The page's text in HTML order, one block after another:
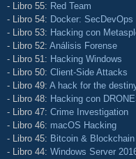
- Libro 55: Red Team
- Libro 54: Docker: SecDevOps
- Libro 53: Hacking con
- Libro 52: Análisis Forense
- Libro 51: Hacking Windows
- Libro 50: Client-Side Attacks
- Libro 49: A hack for the
- Libro 48: Hacking con
- Libro 47: Crime Investigation
- Libro 46: macOS Hacking
- Libro 45: Bitcoin & Blockchain
- Libro 44: Windows Server